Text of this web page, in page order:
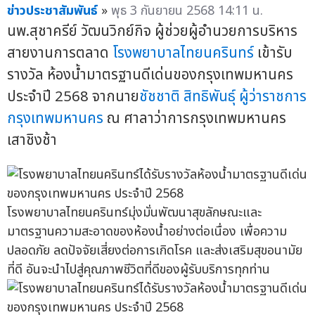
ข่าวประชาสัมพันธ์ »พุธ 3 กันยายน 2568 14:11 น.
นพ.สุชาครีย์ วัฒนวิกย์กิจ ผู้ช่วยผู้อำนวยการบริหาร
สายงานการตลาด โรงพยาบาลไทยนครินทร์ เข้ารับ
รางวัล ห้องน้ำมาตรฐานดีเด่นของกรุงเทพมหานคร
ประจำปี 2568 จากนายชัชชาติ สิทธิพันธุ์ ผู้ว่าราชการ
กรุงเทพมหานคร ณ ศาลาว่าการกรุงเทพมหานคร
เสาชิงช้า
โรงพยาบาลไทยนครินทร์มุ่งมั่นพัฒนาสุขลักษณะและ
มาตรฐานความสะอาดของห้องน้ำอย่างต่อเนื่อง เพื่อความ
ปลอดภัย ลดปัจจัยเสี่ยงต่อการเกิดโรค และส่งเสริมสุขอนามัย
ที่ดี อันจะนำไปสู่คุณภาพชีวิตที่ดีของผู้รับบริการทุกท่าน